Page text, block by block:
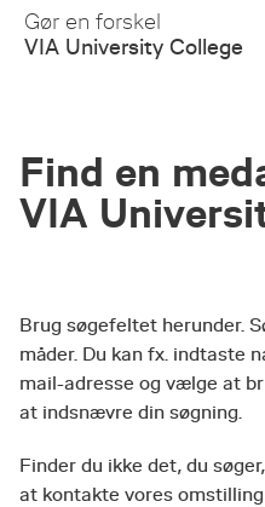
Skip
Main
Gør en forskel
VIA University College
Find en
VIA
Brug søgefeltet herunder.
måder. Du kan fx. indtaste
mail-adresse og vælge at
at indsnævre din søgning.
Finder du ikke det, du
at kontakte vores omstilling